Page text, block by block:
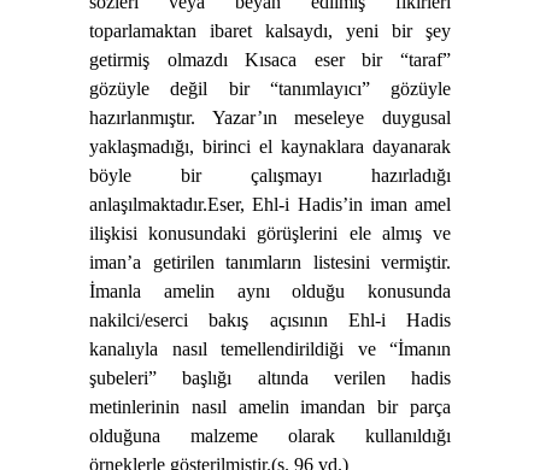
toparlamaktan ibaret kalsaydı, yeni bir şey
getirmiş olmazdı Kısaca eser bir “taraf”
gözüyle değil bir “tanımlayıcı” gözüyle
hazırlanmıştır. Yazar’ın meseleye duygusal
yaklaşmadığı, birinci el kaynaklara dayanarak
böyle bir çalışmayı hazırladığı
anlaşılmaktadır.Eser, Ehl-i Hadis’in iman amel
ilişkisi konusundaki görüşlerini ele almış ve
iman’a getirilen tanımların listesini vermiştir.
İmanla amelin aynı olduğu konusunda
nakilci/eserci bakış açısının Ehl-i Hadis
kanalıyla nasıl temellendirildiği ve “İmanın
şubeleri” başlığı altında verilen hadis
metinlerinin nasıl amelin imandan bir parça
olduğuna malzeme olarak kullanıldığı
örneklerle gösterilmiştir.(s. 96 vd.)